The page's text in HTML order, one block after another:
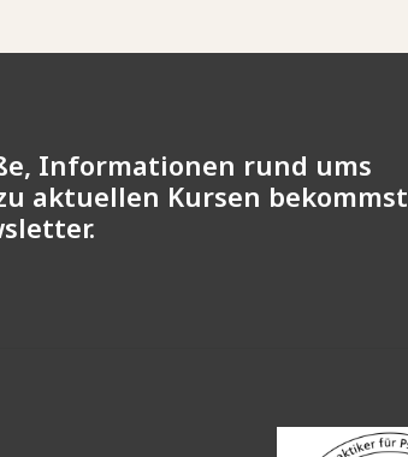
Informationen rund ums
aktuellen Kursen bekommst